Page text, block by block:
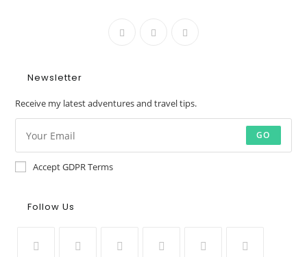
Newsletter
Receive my latest adventures and travel tips.
GO
Accept GDPR Terms
Follow Us